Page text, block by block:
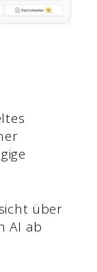
über
AI ab